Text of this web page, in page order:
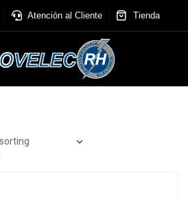
Atención al Cliente Tienda